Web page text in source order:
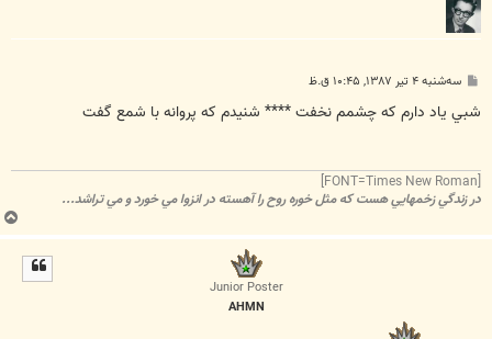
پ
ت
سه‌شنبه ۴ تیر ۱۳۸۷, ۱۰:۴۵ ق.ظ
شبي ياد دارم که چشمم نخفت **** شنيدم که پروانه با شمع گفت
در زندگي زخمهايي هست که مثل خوره روح را آهسته در انزوا مي خورد و مي تراشد...
ب
ا
Junior Poster
AHMN